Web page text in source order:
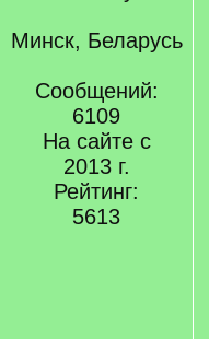
Минск, Беларусь
Сообщений:
6109
На сайте с
2013 г.
Рейтинг:
5613